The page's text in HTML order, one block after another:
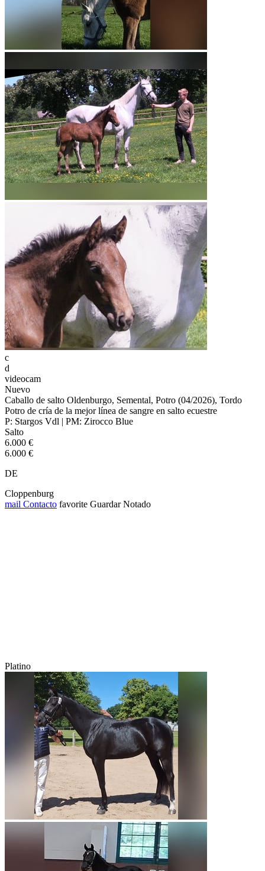
c
d
videocam
Nuevo
Caballo de salto Oldenburgo, Semental, Potro (04/2026), Tordo
Potro de cría de la mejor línea de sangre en salto ecuestre
P: Stargos Vdl | PM: Zirocco Blue
Salto
6.000 €
6.000 €
DE
Cloppenburg
mail Contacto favorite Guardar Notado
Platino